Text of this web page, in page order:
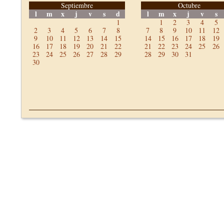
Septiembre
l m x j v s d
1
2
3 4 5 6 7
8
9
10 11 12 13 14
15
16
17 18 19 20 21
22
23
24 25 26 27 28
29
30
Octubre
l m x j v s
1 2 3 4
5
7
8 9 10 11
12
14
15 16 17 18
19
21
22 23 24 25
26
28
29 30 31